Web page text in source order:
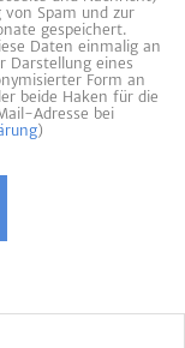
Spam und zur
gespeichert.
Daten einmalig an
Darstellung eines
Form an
beide Haken für die
Adresse bei
)